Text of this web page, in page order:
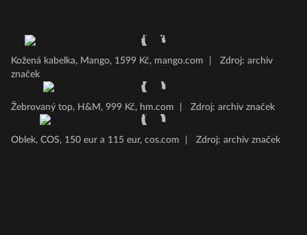
Kožená kabelka, Mango, 1599 Kč, mango.com
Zdroj: archiv
značek
Žebrovaný top, H&M, 999 Kč, hm.com Zdroj: archiv značek
Oblek, COS, 150 eur a 115 eur, cos.com Zdroj: archiv značek